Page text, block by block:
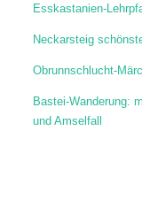
Esskastanien-
Neckarsteig
Obrunnschlucht-
Bastei-Wanderung:
und Amselfall